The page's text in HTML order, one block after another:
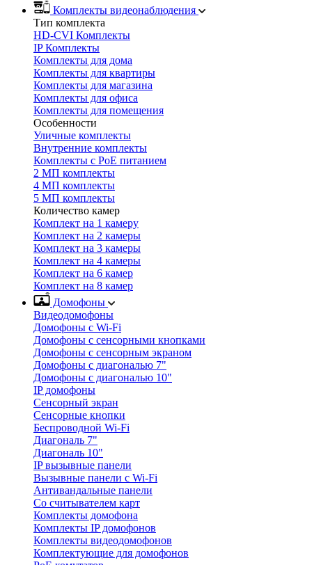
Комплекты видеонаблюдения
Тип комплекта
HD-CVI Комплекты
IP Комплекты
Комплекты для дома
Комплекты для квартиры
Комплекты для магазина
Комплекты для офиса
Комплекты для помещения
Особенности
Уличные комплекты
Внутренние комплекты
Комплекты с PoE питанием
2 МП комплекты
4 МП комплекты
5 МП комплекты
Количество камер
Комплект на 1 камеру
Комплект на 2 камеры
Комплект на 3 камеры
Комплект на 4 камеры
Комплект на 6 камер
Комплект на 8 камер
Домофоны
Видеодомофоны
Домофоны с Wi-Fi
Домофоны с сенсорными кнопками
Домофоны с сенсорным экраном
Домофоны с диагональю 7"
Домофоны с диагональю 10"
IP домофоны
Сенсорный экран
Сенсорные кнопки
Беспроводной Wi-Fi
Диагональ 7"
Диагональ 10"
IP вызывные панели
Вызывные панели с Wi-Fi
Антивандальные панели
Со считывателем карт
Комплекты домофона
Комплекты IP домофонов
Комплекты видеодомофонов
Комплектующие для домофонов